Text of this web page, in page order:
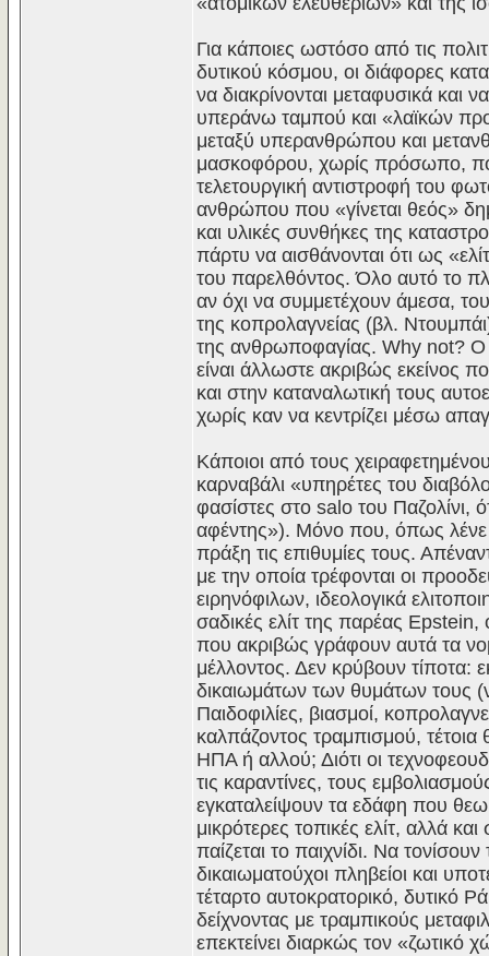
Για κάποιες ωστόσο από τις
δυτικού κόσμου, οι διάφορες
να διακρίνονται μεταφυσικά και
υπεράνω ταμπού και «λαϊκών
μεταξύ υπερανθρώπου και
μασκοφόρου, χωρίς πρόσωπο,
τελετουργική αντιστροφή του
ανθρώπου που «γίνεται θεός»
και υλικές συνθήκες της
πάρτυ να αισθάνονται ότι ως
του παρελθόντος. Όλο αυτό το
αν όχι να συμμετέχουν άμεσα,
της κοπρολαγνείας (βλ.
της ανθρωποφαγίας. Why not? Ο
είναι άλλωστε ακριβώς εκείνος
και στην καταναλωτική τους
χωρίς καν να κεντρίζει μέσω
Κάποιοι από τους
καρναβάλι «υπηρέτες του
φασίστες στο salo του Παζολίνι,
αφέντης»). Μόνο που, όπως λένε
πράξη τις επιθυμίες τους.
με την οποία τρέφονται οι
ειρηνόφιλων, ιδεολογικά
σαδικές ελίτ της παρέας Epstein,
που ακριβώς γράφουν αυτά τα
μέλλοντος. Δεν κρύβουν τίποτα:
δικαιωμάτων των θυμάτων τους
Παιδοφιλίες, βιασμοί,
καλπάζοντος τραμπισμού,
ΗΠΑ ή αλλού; Διότι οι
τις καραντίνες, τους
εγκαταλείψουν τα εδάφη που
μικρότερες τοπικές ελίτ, αλλά
παίζεται το παιχνίδι. Να
δικαιωματούχοι πληβείοι και
τέταρτο αυτοκρατορικό, δυτικό
δείχνοντας με τραμπικούς
επεκτείνει διαρκώς τον «ζωτικό